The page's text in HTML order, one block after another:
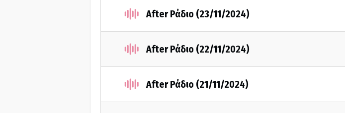
After Ράδιο (23/11/2024)
After Ράδιο (22/11/2024)
After Ράδιο (21/11/2024)